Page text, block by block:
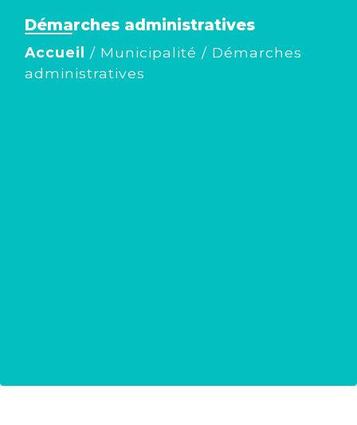
Démarches administratives
Accueil / Municipalité / Démarches
administratives